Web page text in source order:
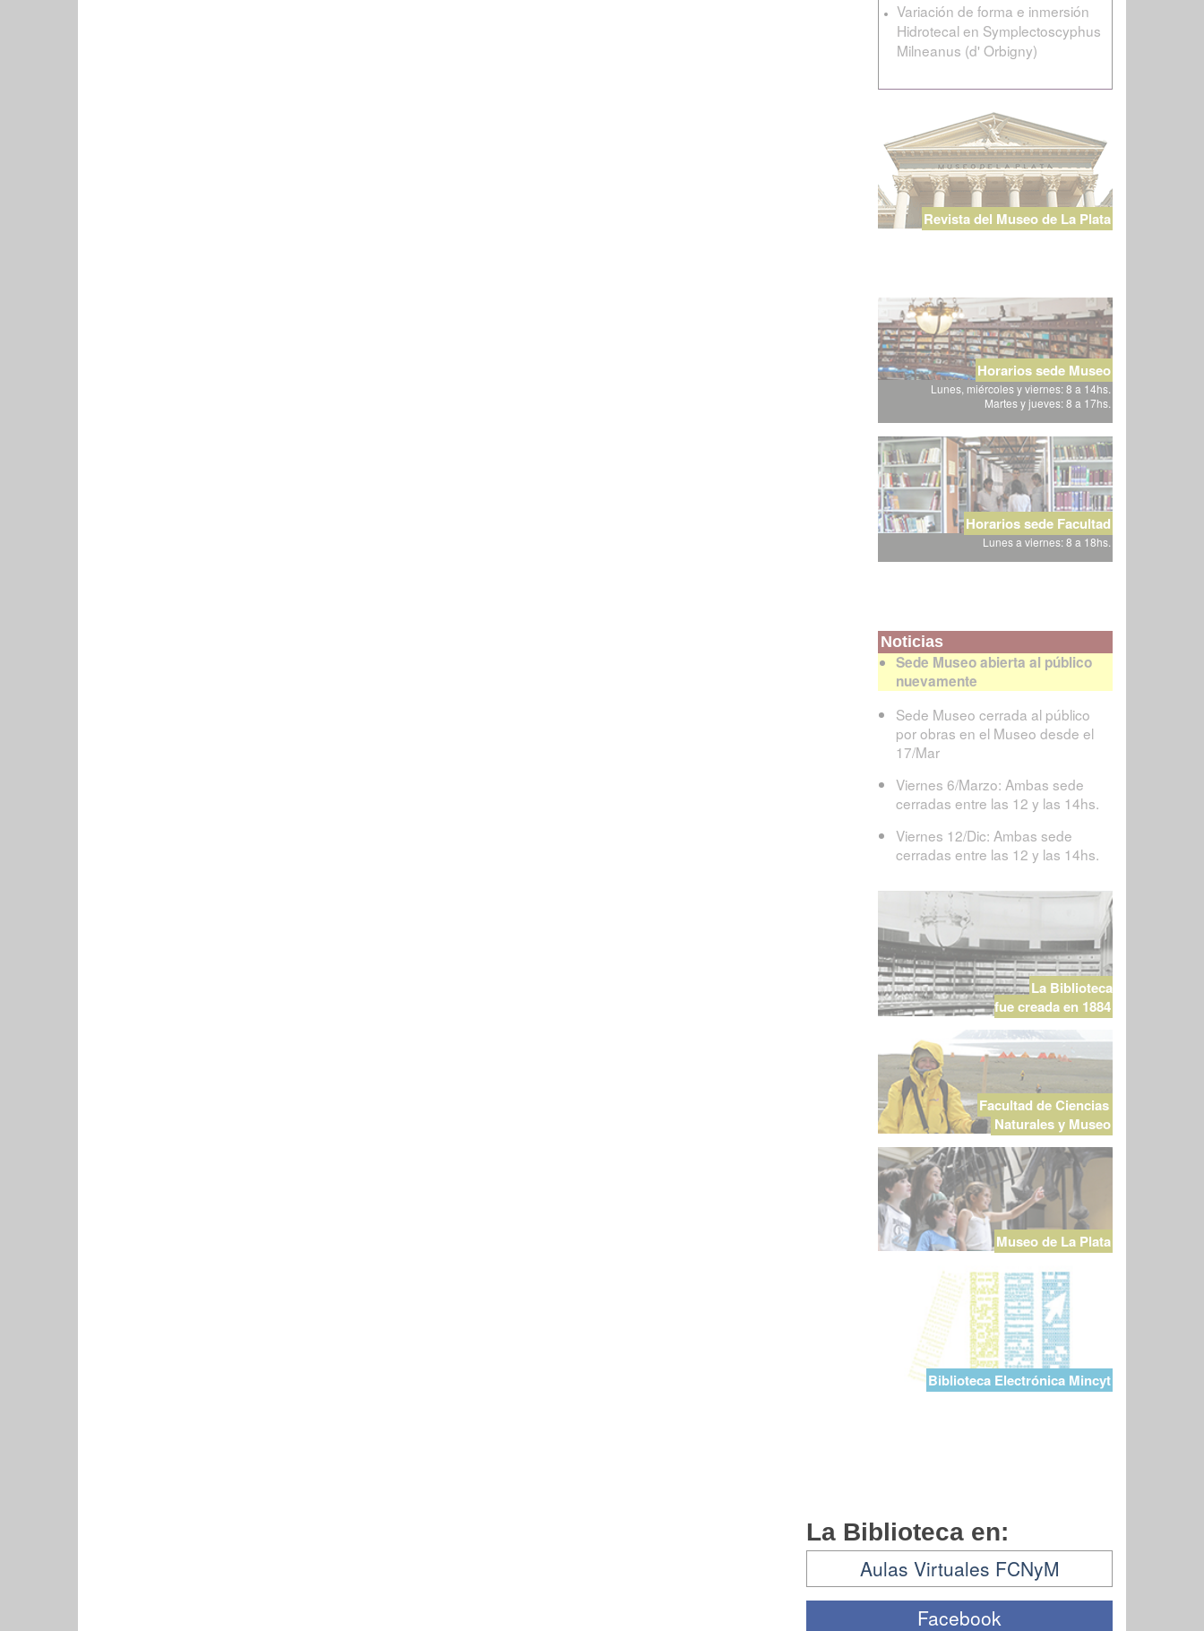
Variación de forma e inmersión
Hidrotecal en Symplectoscyphus
Milneanus (d' Orbigny)
Revista del Museo de La Plata
Horarios sede Museo
Lunes, miércoles y viernes: 8 a 14hs.
Martes y jueves: 8 a 17hs.
Horarios sede Facultad
Lunes a viernes: 8 a 18hs.
Noticias
Sede Museo abierta al público
nuevamente
Sede Museo cerrada al público
por obras en el Museo desde el
17/Mar
Viernes 6/Marzo: Ambas sede
cerradas entre las 12 y las 14hs.
Viernes 12/Dic: Ambas sede
cerradas entre las 12 y las 14hs.
La Biblioteca
fue creada en 1884
Facultad de Ciencias
Naturales y Museo
Museo de La Plata
Biblioteca Electrónica Mincyt
La Biblioteca en:
Aulas Virtuales FCNyM
Facebook